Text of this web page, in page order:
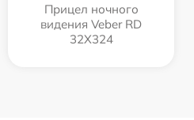
Прицел ночного
видения Veber RD
32X324